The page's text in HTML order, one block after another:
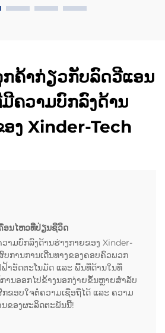
ກຄ້າກ່ຽວກັບລົດວີແອນ
ຄວາມບົກລົງດ້ານ
ອງ Xinder-Tech
ອນໄຫວທີ່ປ່ຽນຊີວິດ
າມບົກລົງດ້ານຮ່າງກາຍຂອງ Xinder-
ບການການເດີນທາງຂອງຄອບຄົວພວກ
າອັດຕະໂນມັດ ແລະ ພື້ນທີ່ດ້ານໃນທີ່
ານອອກໄປຂ້າງນອກງ່າຍຂຶ້ນຫຼາຍສຳລັບ
ກຂອບໃຈຕໍ່ຄວາມເຊື່ອຖືໄດ້ ແລະ ຄວາມ
ນຂອງຜະລິດຕະພັນນີ້!